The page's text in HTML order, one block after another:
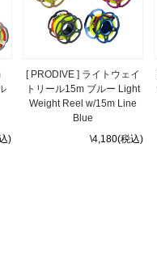
)
[ PRODIVE ] ライトウェイ
トリール15m ブルー Light
Weight Reel w/15m Line
Blue
\4,180(税込)